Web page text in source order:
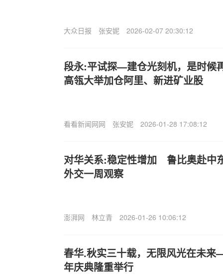
大众日报 张安妮 2026-02-07 20:30:12
段永:平试探—建仓光刻机，是时候
高瓴大举加仓阿里、新进矿业股
看看新闻网网 张安妮 2026-01-28 17:08:12
对华关系:稳定性增加 鲁比奥赴
外交一周观察
澎湃网 林立青 2026-01-26 10:06:12
春华.秋实三十载，无限风光在未
年庆典隆重举行